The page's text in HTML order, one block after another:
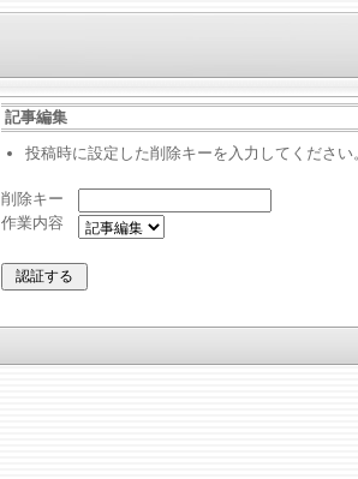
記事編集
投稿時に設定した削除キーを入力してください
削除キー
作業内容